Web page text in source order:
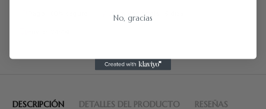
Cambios gratis 15 días
DESCRIPCIÓN DETALLES DEL PRODUCTO RESEÑAS
No, gracias